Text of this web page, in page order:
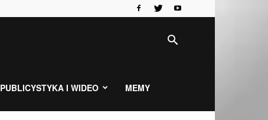
PUBLICYSTYKA I WIDEO MEMY